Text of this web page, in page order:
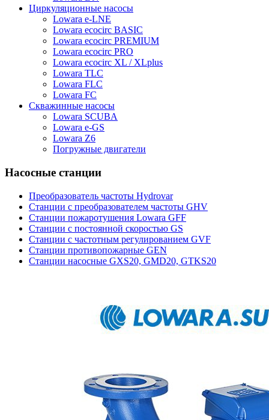
Циркуляционные насосы
Lowara e-LNE
Lowara ecocirc BASIC
Lowara ecocirc PREMIUM
Lowara ecocirc PRO
Lowara ecocirc XL / XLplus
Lowara TLC
Lowara FLC
Lowara FC
Скважинные насосы
Lowara SCUBA
Lowara e-GS
Lowara Z6
Погружные двигатели
Насосные станции
Преобразователь частоты Hydrovar
Станции с преобразователем частоты GHV
Станции пожаротушения Lowara GFF
Станции с постоянной скоростью GS
Станции с частотным регулированием GVF
Станции противопожарные GEN
Станции насосные GXS20, GMD20, GTKS20